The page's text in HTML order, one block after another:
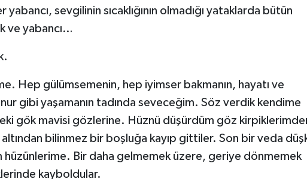
sevgilinin sıcaklığının olmadığı yataklarda bütün
ve yabancı…
Hep gülümsemenin, hep iyimser bakmanın, hayatı ve
gibi yaşamanın tadında seveceğim. Söz verdik kendime
gök mavisi gözlerine. Hüznü düşürdüm göz
altından bilinmez bir boşluğa kayıp gittiler. Son bir veda
hüzünlerime. Bir daha gelmemek üzere, geriye dönmemek
kayboldular.